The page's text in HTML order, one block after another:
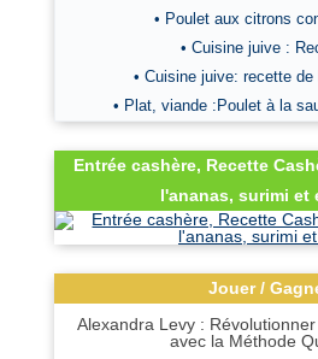
• Poulet aux citrons
• Cuisine juive :
• Cuisine juive: recette
• Plat, viande :Poulet à la
Entrée cashère, Recette
l'ananas, surimi et
Jouer /
Alexandra Levy :
avec la Méthode